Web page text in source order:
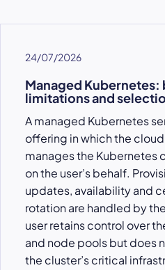
24/07/2026
Managed Kubernetes:
limitations and
A managed Kubernetes
offering in which the
manages the Kubernetes
on the user’s behalf.
updates, availability and
rotation are handled by
user retains control over
and node pools but does
the cluster’s critical